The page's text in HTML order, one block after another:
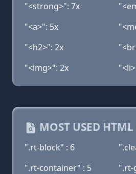
"<strong>": 7x
"<a>": 5x
"<h2>": 2x
"<img>": 2x
MOST USED HTML
".rt-block" : 6
".rt-container" : 5
".rt-